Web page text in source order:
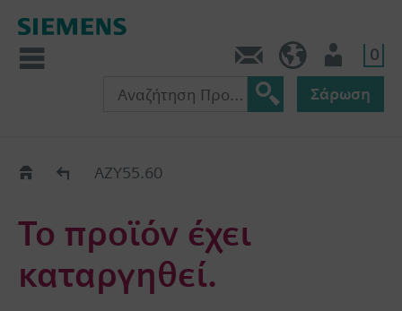
0
Σάρωση
Old2NewAZY55.60
Το προϊόν έχει
καταργηθεί.